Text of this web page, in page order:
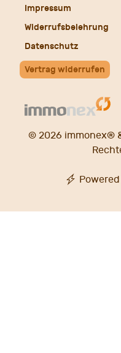
Impressum
Widerrufsbelehrung
Datenschutz
Vertrag widerrufen
© 2026 immonex®